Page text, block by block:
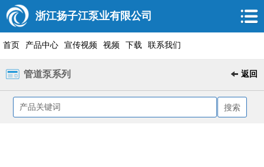
浙江扬子江泵业有限公司
首页 产品中心 宣传视频 视频 下载 联系我们
管道泵系列 返回